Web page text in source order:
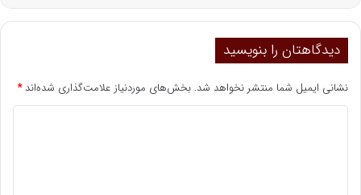
دیدگاهتان را بنویسید
نشانی ایمیل شما منتشر نخواهد شد. بخش‌های موردنیاز علامت‌گذاری شده‌اند*